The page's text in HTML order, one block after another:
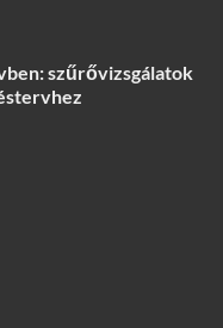
szűrővizsgálatok